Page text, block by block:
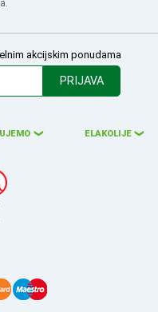
akcijskim ponudama
PRIJAVA
❮ ELAKOLIJE ❮